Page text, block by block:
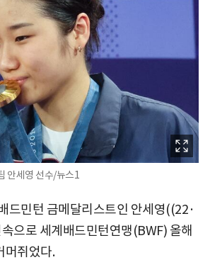
안세영 선수/뉴스1
드민턴 금메달리스트인 안세영((22·
으로 세계배드민턴연맹(BWF) 올해
머쥐었다.